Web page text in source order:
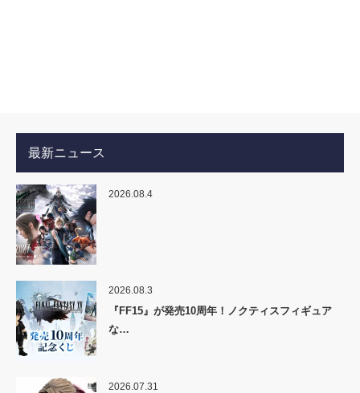
最新ニュース
2026.08.4
2026.08.3
『FF15』が発売10周年！ノクティスフィギュア
な…
2026.07.31